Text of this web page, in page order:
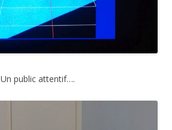
Un public attentif….